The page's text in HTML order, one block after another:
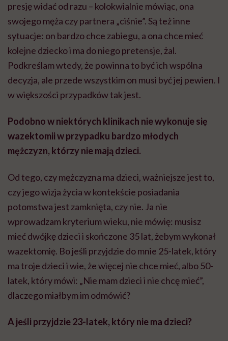
presję widać od razu – kolokwialnie mówiąc, ona
swojego męża czy partnera „ciśnie”. Są też inne
sytuacje: on bardzo chce zabiegu, a ona chce mieć
kolejne dziecko i ma do niego pretensje, żal.
Podkreślam wtedy, że powinna to być ich wspólna
decyzja, ale przede wszystkim on musi być jej pewien. I
w większości przypadków tak jest.
Podobno w niektórych klinikach nie wykonuje się
wazektomii w przypadku bardzo młodych
mężczyzn, którzy nie mają dzieci.
Od tego, czy mężczyzna ma dzieci, ważniejsze jest to,
czy jego wizja życia w kontekście posiadania
potomstwa jest zamknięta, czy nie. Ja nie
wprowadzam kryterium wieku, nie mówię: musisz
mieć dwójkę dzieci i skończone 35 lat, żebym wykonał
wazektomię. Bo jeśli przyjdzie do mnie 25-latek, który
ma troje dzieci i wie, że więcej nie chce mieć, albo 50-
latek, który mówi: „Nie mam dzieci i nie chcę mieć”,
dlaczego miałbym im odmówić?
A jeśli przyjdzie 23-latek, który nie ma dzieci?